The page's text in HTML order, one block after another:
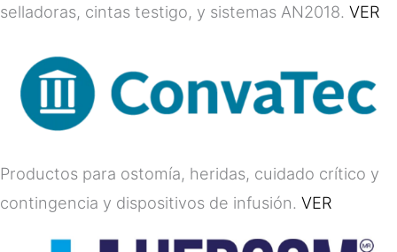
selladoras, cintas testigo, y sistemas AN2018. VER
Productos para ostomía, heridas, cuidado crítico y
contingencia y dispositivos de infusión. VER